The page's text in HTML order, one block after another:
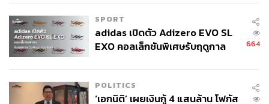
SPORT
adidas เปิดตัว Adizero EVO SL
EXO คอลเล็กชันพิเศษรับฤดูกาล
664
POLITICS
‘เอกนิติ’ เผยเงินกู้ 4 แสนล้าน โฟกัส